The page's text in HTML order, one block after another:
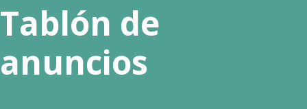
Tablón de
anuncios